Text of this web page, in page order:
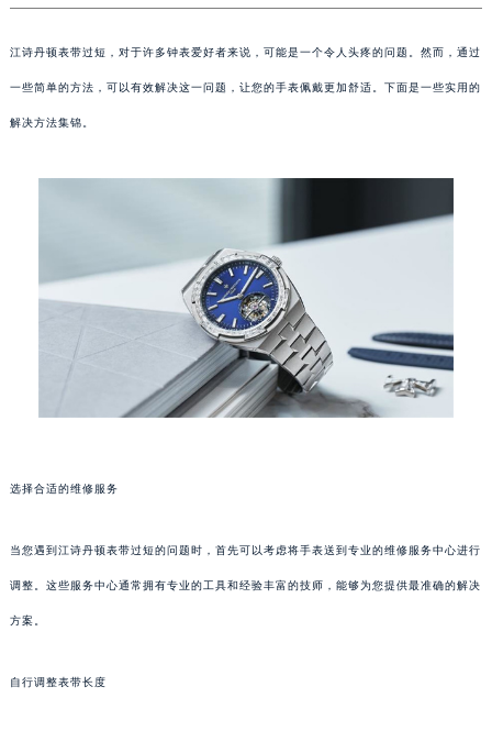
江诗丹顿表带过短，对于许多钟表爱好者来说，可能是一个令人头疼的问题。然而，通过
一些简单的方法，可以有效解决这一问题，让您的手表佩戴更加舒适。下面是一些实用的
解决方法集锦。
选择合适的维修服务
当您遇到江诗丹顿表带过短的问题时，首先可以考虑将手表送到专业的维修服务中心进行
调整。这些服务中心通常拥有专业的工具和经验丰富的技师，能够为您提供最准确的解决
方案。
自行调整表带长度